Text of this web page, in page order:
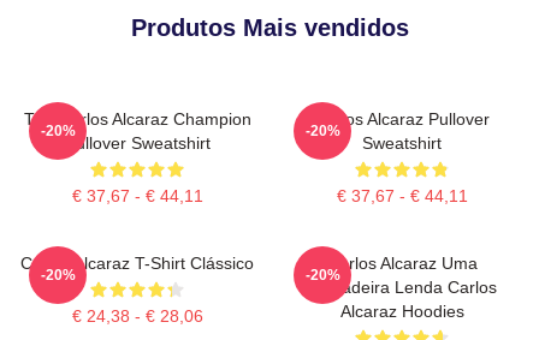
Produtos Mais vendidos
The Carlos Alcaraz Champion
Pullover Sweatshirt
€ 37,67 - € 44,11
-20%
Carlos Alcaraz Pullover
Sweatshirt
€ 37,67 - € 44,11
-20%
Carlos Alcaraz T-Shirt Clássico
€ 24,38 - € 28,06
-20%
Carlos Alcaraz Uma
Verdadeira Lenda Carlos
Alcaraz Hoodies
-20%